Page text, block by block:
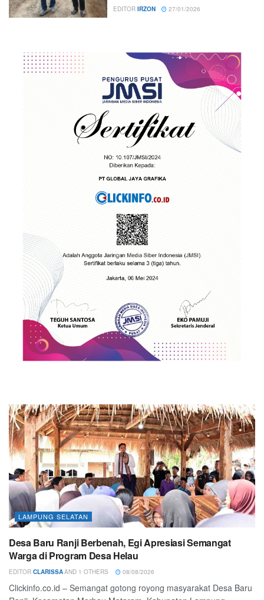
EDITOR IRZON 27/01/2026
LAMPUNG SELATAN
Desa Baru Ranji Berbenah, Egi Apresiasi Semangat
Warga di Program Desa Helau
EDITOR CLARISSAAND 1 OTHERS 08/08/2026
Clickinfo.co.id – Semangat gotong royong masyarakat Desa Baru